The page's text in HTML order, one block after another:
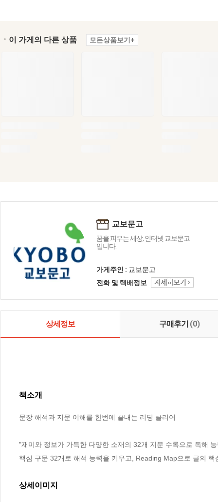
ㆍ이 가게의 다른 상품 모든상품보기+
교보문고
꿈을 피우는 세상, 인터넷 교보문고
입니다.
가게주인 : 교보문고
전화 및 택배정보
상세정보 구매후기 (0)
책소개
문장 해석과 지문 이해를 한번에 끝내는 리딩 클리어
"재미와 정보가 가득한 다양한 소재의 32개 지문 수록으로 독해
핵심 구문 32개로 해석 능력을 키우고, Reading Map으로 글의
상세이미지